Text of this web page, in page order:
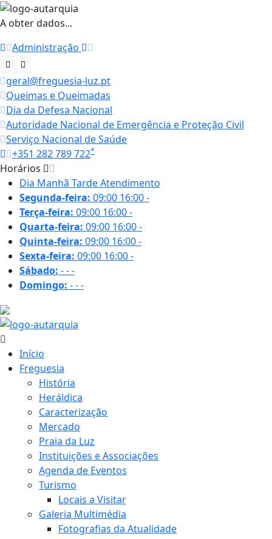
A obter dados...
Administração
geral@freguesia-luz.pt
Queimas e Queimadas
Dia da Defesa Nacional
Autoridade Nacional de Emergência e Proteção Civil
Serviço Nacional de Saúde
+351 282 789 722*
Horários
Dia Manhã TardeAtendimento
Segunda-feira: 09:00 16:00-
Terça-feira: 09:00 16:00-
Quarta-feira: 09:00 16:00-
Quinta-feira: 09:00 16:00-
Sexta-feira: 09:00 16:00-
Sábado: ---
Domingo: ---
Início
Freguesia
História
Heráldica
Caracterização
Mercado
Praia da Luz
Instituições e Associações
Agenda de Eventos
Turismo
Locais a Visitar
Galeria Multimédia
Fotografias da Atualidade